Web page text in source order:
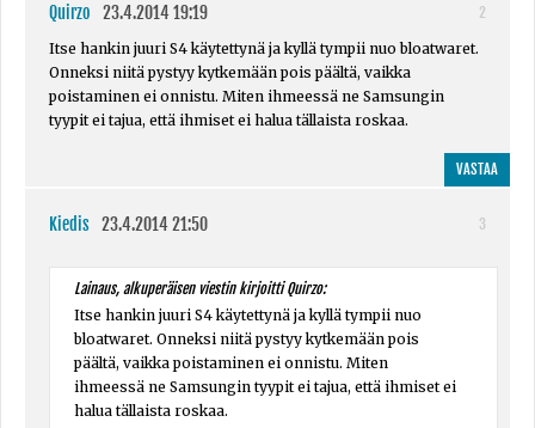
Quirzo 23.4.2014 19:19
2
Itse hankin juuri S4 käytettynä ja kyllä tympii nuo bloatwaret.
Onneksi niitä pystyy kytkemään pois päältä, vaikka
poistaminen ei onnistu. Miten ihmeessä ne Samsungin
tyypit ei tajua, että ihmiset ei halua tällaista roskaa.
VASTAA
Kiedis 23.4.2014 21:50 3
Lainaus, alkuperäisen viestin kirjoitti Quirzo:
Itse hankin juuri S4 käytettynä ja kyllä tympii nuo
bloatwaret. Onneksi niitä pystyy kytkemään pois
päältä, vaikka poistaminen ei onnistu. Miten
ihmeessä ne Samsungin tyypit ei tajua, että ihmiset ei
halua tällaista roskaa.